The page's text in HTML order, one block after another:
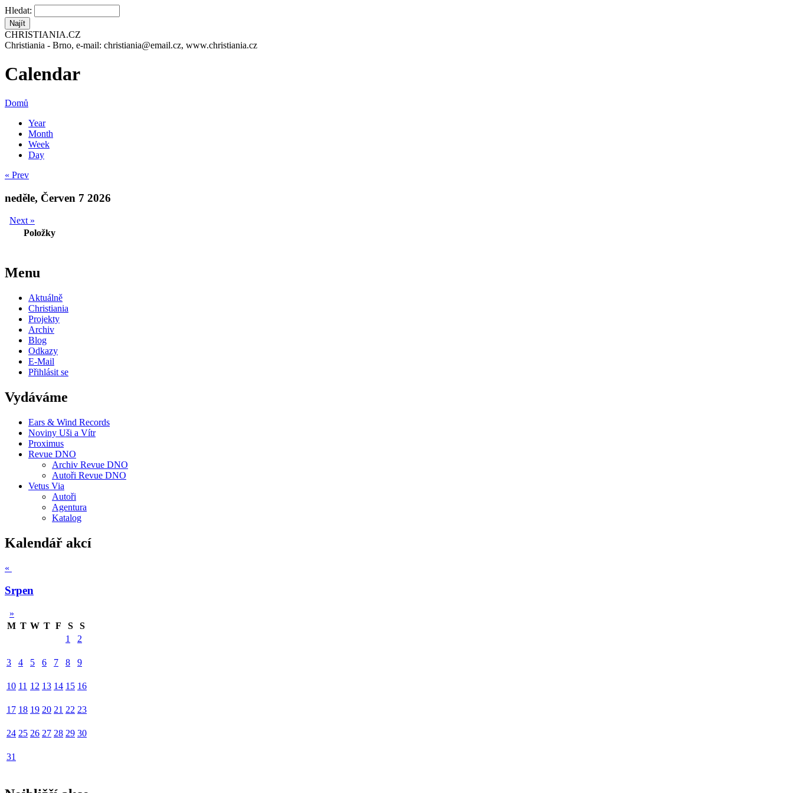
Hledat:
CHRISTIANIA.CZ
Christiania - Brno, e-mail: christiania@email.cz, www.christiania.cz
Calendar
Domů
Year
Month
Week
Day
« Prev
neděle, Červen 7 2026
Next »
Položky
Menu
Aktuálně
Christiania
Projekty
Archiv
Blog
Odkazy
E-Mail
Přihlásit se
Vydáváme
Ears & Wind Records
Noviny Uši a Vítr
Proximus
Revue DNO
Archiv Revue DNO
Autoři Revue DNO
Vetus Via
Autoři
Agentura
Katalog
Kalendář akcí
«
Srpen
»
M T W T F S
S
1
2
3 4 5 6 7 8 9
10 11 12 13 14 15 16
17 18 19 20 21 22 23
24 25 26 27 28 29 30
31